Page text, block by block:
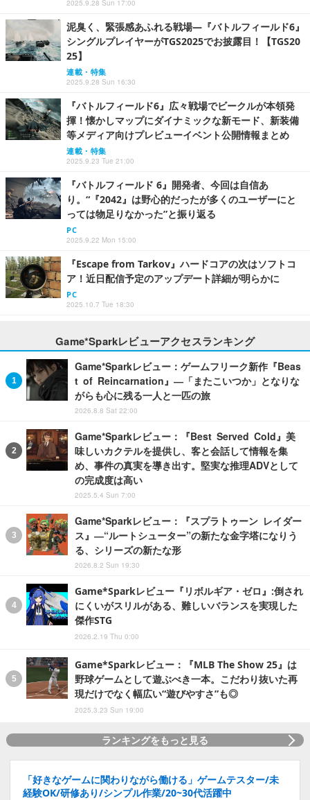
2025.9.28 Sun 17:00
泥臭く、緊張感あふれる戦場―『バトルフィールド6』
シングルプレイヤーがTGS2025でお披露目！【TGS20
25】
連載・特集
2025.9.28 Sun 16:30
『バトルフィールド6』広々戦場でビークルが本領発
揮！懐かしマップにダイナミックな新モード、新装備
等メディア向けプレビューイベント公開情報まとめ
連載・特集
2025.9.23 Tue 21:00
『バトルフィールド 6』開発者、今回は自信あ
り。“『2042』は野心的だったが多くのユーザーにと
っては物足りなかった”と振り返る
PC
2025.9.22 Mon 15:00
『Escape from Tarkov』ハードコアの次はソフトコ
ア！近日配信予定のアップデート詳細が明らかに
PC
2025.10.7 Tue 18:30
Game*Sparkレビューアクセスランキング
Game*Sparkレビュー：ゲームフリーク新作『Beas
t of Reincarnation』―「またこいつか」となりな
がらも心に残る一人と一匹の旅
2026.8.8 Sat 22:00
Game*Sparkレビュー：『Best Served Cold』美
味しいカクテルを提供し、客と会話して情報を集
め、事件の真実を導き出す。堅実な推理ADVとして
の完成度は高い
2025.5.4 Sun 7:00
Game*Sparkレビュー：『スプラトゥーン レイダー
ス』―“ルートシューター”の新たな金字塔になりう
る、シリーズの新たな形
2026.8.2 Sun 19:30
Game*Sparkレビュー『リボルギア・ゼロ』:倒され
にくいがスリルがある、難しいバランスを実現した
傑作STG
2026.2.19 Thu 0:00
Game*Sparkレビュー：『MLB The Show 25』は
野球ゲームとして遊ぶべき一本。こだわり抜いた再
現だけでなく幅広い“遊びやすさ”も◎
2025.3.23 Sun 19:00
ランキングをもっと見る
「好きなゲームに関わりながら働ける」ゲームテスター/未
経験OK/研修あり/シンプル作業/20~30代活躍中